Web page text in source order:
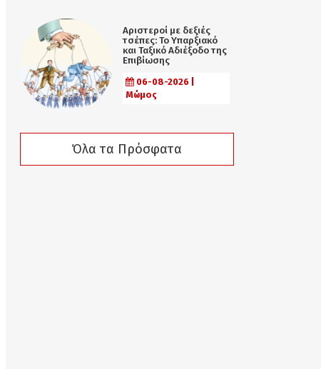
Αριστεροί με δεξιές
τσέπες: Το Υπαρξιακό
και Ταξικό Αδιέξοδο της
Επιβίωσης
06-08-2026 |
Μώμος
Όλα τα Πρόσφατα